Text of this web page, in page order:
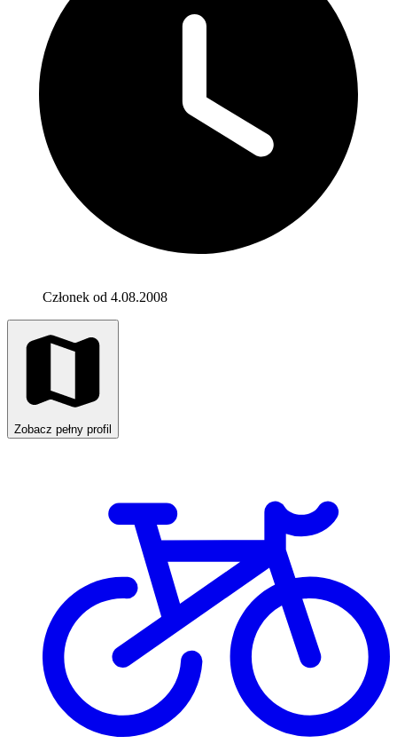
Członek od 4.08.2008
Zobacz pełny profil